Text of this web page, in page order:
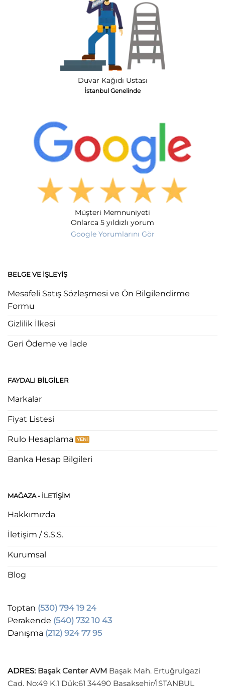
Duvar Kağıdı Ustası
İstanbul Genelinde
Müşteri Memnuniyeti
Onlarca 5 yıldızlı yorum
Google Yorumlarını Gör
BELGE VE İŞLEYIŞ
Mesafeli Satış Sözleşmesi ve Ön Bilgilendirme
Formu
Gizlilik İlkesi
Geri Ödeme ve İade
FAYDALI BILGILER
Markalar
Fiyat Listesi
Rulo Hesaplama
Banka Hesap Bilgileri
MAĞAZA - ILETIŞIM
Hakkımızda
İletişim / S.S.S.
Kurumsal
Blog
Toptan (530) 794 19 24
Perakende (540) 732 10 43
Danışma (212) 924 77 95
ADRES: Başak Center AVM Başak Mah. Ertuğrulgazi
Cad. No:49 K.1 Dük:61 34490 Başakşehir/İSTANBUL